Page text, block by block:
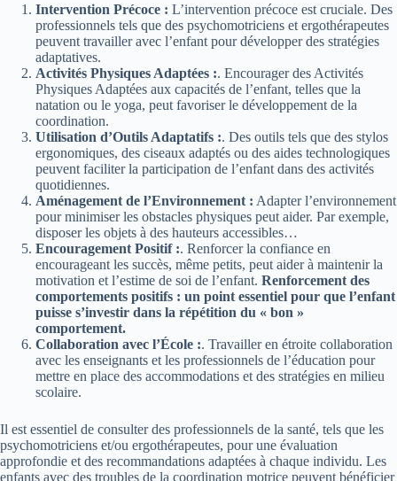
Intervention Précoce : L’intervention précoce est cruciale. Des
professionnels tels que des psychomotriciens et ergothérapeutes
peuvent travailler avec l’enfant pour développer des stratégies
adaptatives.
Activités Physiques Adaptées :. Encourager des Activités
Physiques Adaptées aux capacités de l’enfant, telles que la
natation ou le yoga, peut favoriser le développement de la
coordination.
Utilisation d’Outils Adaptatifs :. Des outils tels que des stylos
ergonomiques, des ciseaux adaptés ou des aides technologiques
peuvent faciliter la participation de l’enfant dans des activités
quotidiennes.
Aménagement de l’Environnement : Adapter l’environnement
pour minimiser les obstacles physiques peut aider. Par exemple,
disposer les objets à des hauteurs accessibles…
Encouragement Positif :. Renforcer la confiance en
encourageant les succès, même petits, peut aider à maintenir la
motivation et l’estime de soi de l’enfant. Renforcement des
comportements positifs : un point essentiel pour que l’enfant
puisse s’investir dans la répétition du « bon »
comportement.
Collaboration avec l’École :. Travailler en étroite collaboration
avec les enseignants et les professionnels de l’éducation pour
mettre en place des accommodations et des stratégies en milieu
scolaire.
Il est essentiel de consulter des professionnels de la santé, tels que les
psychomotriciens et/ou ergothérapeutes, pour une évaluation
approfondie et des recommandations adaptées à chaque individu. Les
enfants avec des troubles de la coordination motrice peuvent bénéficier